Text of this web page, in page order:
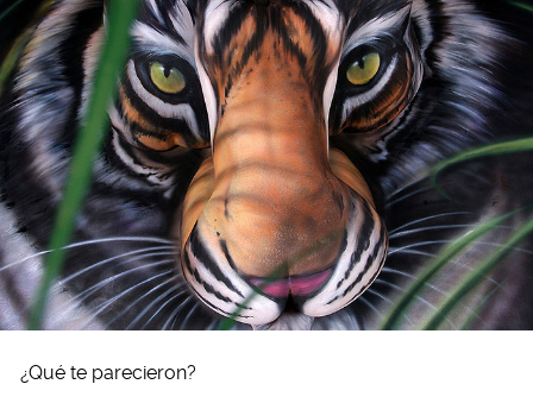
¿Qué te parecieron?